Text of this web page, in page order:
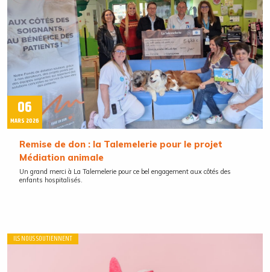
06
MARS 2026
Remise de don : la Talemelerie pour le projet
Médiation animale
Un grand merci à La Talemelerie pour ce bel engagement aux côtés des
enfants hospitalisés.
ILS NOUS SOUTIENNENT